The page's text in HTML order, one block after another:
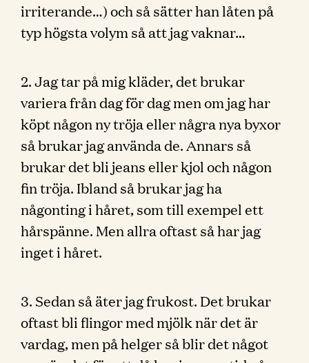
irriterande…) och så sätter han låten på
typ högsta volym så att jag vaknar…
2. Jag tar på mig kläder, det brukar
variera från dag för dag men om jag har
köpt någon ny tröja eller några nya byxor
så brukar jag använda de. Annars så
brukar det bli jeans eller kjol och någon
fin tröja. Ibland så brukar jag ha
någonting i håret, som till exempel ett
hårspänne. Men allra oftast så har jag
inget i håret.
3. Sedan så äter jag frukost. Det brukar
oftast bli flingor med mjölk när det är
vardag, men på helger så blir det något